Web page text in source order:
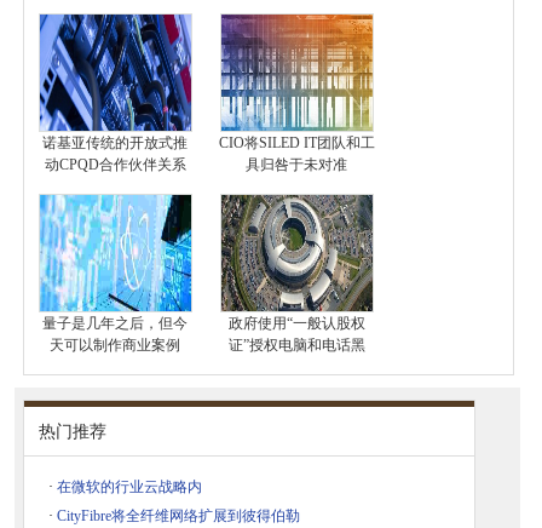
诺基亚传统的开放式推
动CPQD合作伙伴关系
CIO将SILED IT团队和工
具归咎于未对准
量子是几年之后，但今
天可以制作商业案例
政府使用“一般认股权
证”授权电脑和电话黑
热门推荐
· 在微软的行业云战略内
· CityFibre将全纤维网络扩展到彼得伯勒